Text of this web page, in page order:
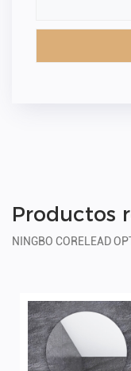
Productos
NINGBO CORELEAD